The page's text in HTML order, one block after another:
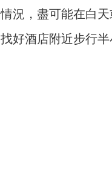
情況，盡可能在白
找好酒店附近步行半